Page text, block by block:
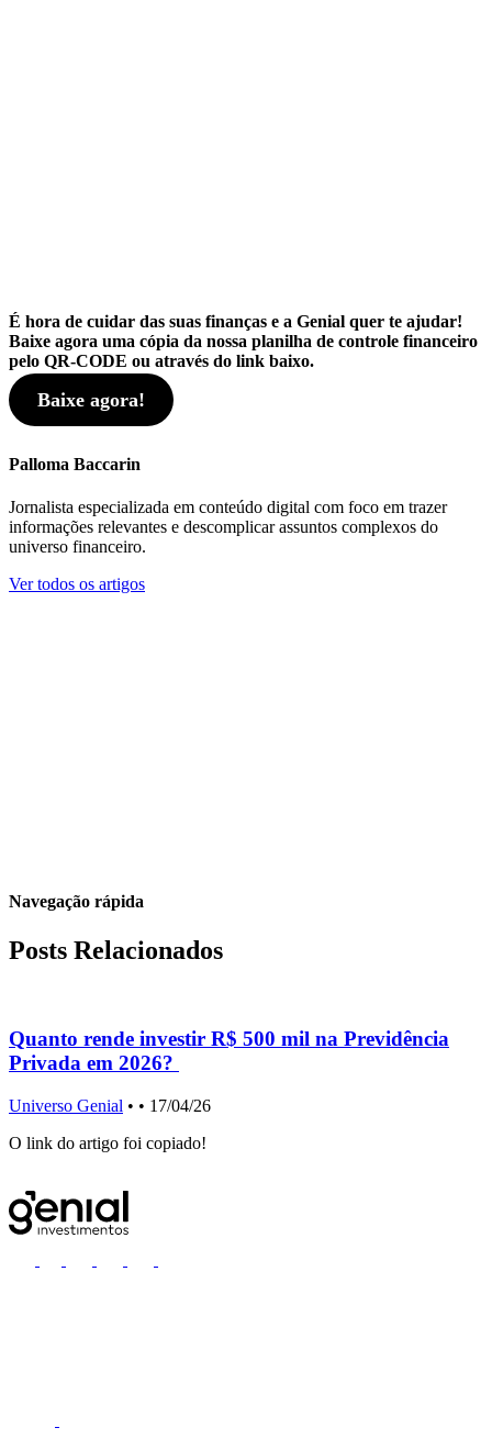
É hora de cuidar das suas finanças e a Genial quer te ajudar!
Baixe agora uma cópia da nossa planilha de controle financeiro
pelo QR-CODE ou através do link baixo.
Baixe agora!
Palloma Baccarin
Jornalista especializada em conteúdo digital com foco em trazer
informações relevantes e descomplicar assuntos complexos do
universo financeiro.
Ver todos os artigos
Navegação rápida
Posts Relacionados
Quanto rende investir R$ 500 mil na Previdência
Privada em 2026?
Universo Genial • • 17/04/26
O link do artigo foi copiado!